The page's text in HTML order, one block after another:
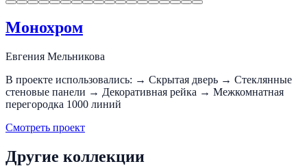
Монохром
Евгения Мельникова
В проекте использовались: → Скрытая дверь → Стеклянные
стеновые панели → Декоративная рейка → Межкомнатная
перегородка 1000 линий
Смотреть проект
Другие коллекции